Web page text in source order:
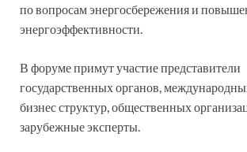
по вопросам энергосбережения и
энергоэффективности.
В форуме примут участие представители
государственных органов,
бизнес структур, общественных
зарубежные эксперты.